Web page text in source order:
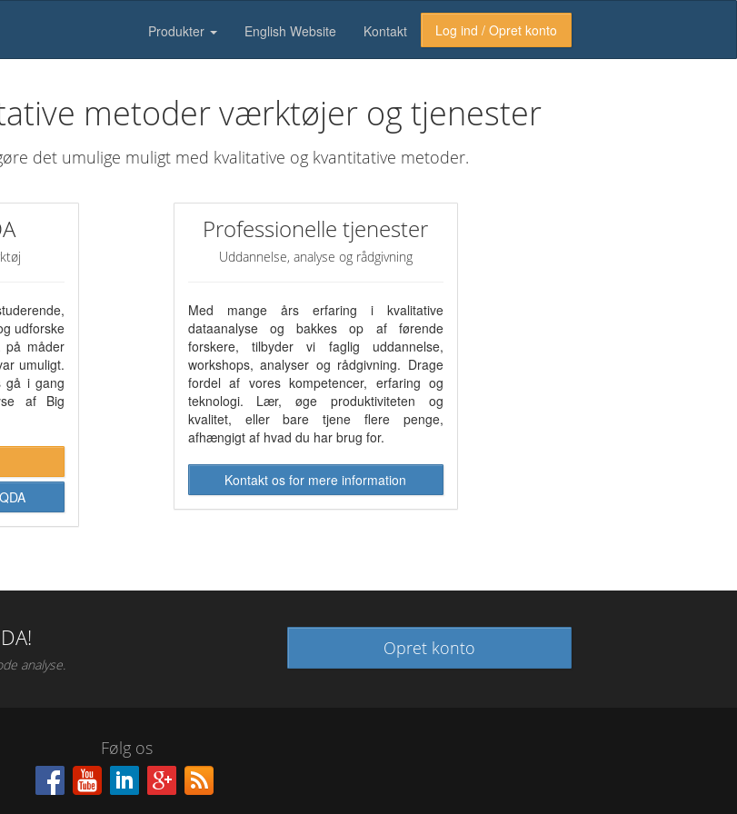
Produkter English Website Kontakt Log ind / Opret konto
metoder værktøjer og tjenester
det umulige muligt med kvalitative og kvantitative metoder.
udforske
på måder
umuligt.
gå i gang
af Big
Professionelle tjenester
Uddannelse, analyse og rådgivning
Med mange års erfaring i kvalitative
dataanalyse og bakkes op af førende
forskere, tilbyder vi faglig uddannelse,
workshops, analyser og rådgivning. Drage
fordel af vores kompetencer, erfaring og
teknologi. Lær, øge produktiviteten og
kvalitet, eller bare tjene flere penge,
afhængigt af hvad du har brug for.
Kontakt os for mere information
analyse.
Opret konto
Følg os